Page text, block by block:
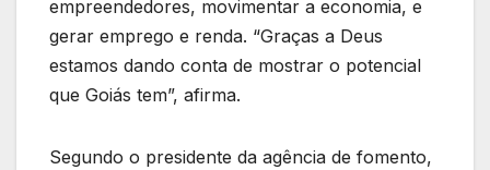
empreendedores, movimentar a economia, e
gerar emprego e renda. “Graças a Deus
estamos dando conta de mostrar o potencial
que Goiás tem”, afirma.
Segundo o presidente da agência de fomento,